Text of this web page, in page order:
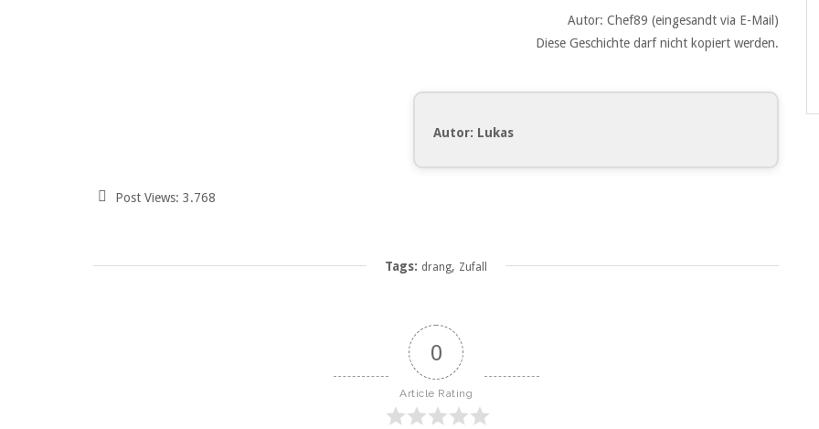
Autor: Chef89 (eingesandt via E-Mail)
Diese Geschichte darf nicht kopiert werden.
Autor: Lukas
Post Views: 3.768
Tags: drang, Zufall
0
Article Rating